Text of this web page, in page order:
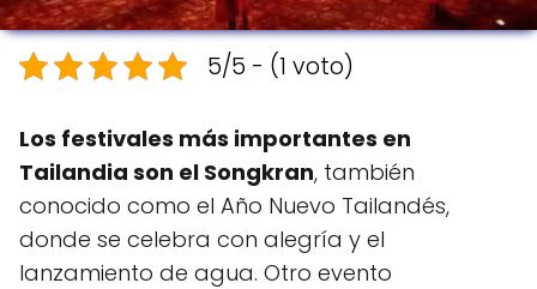
5/5 - (1 voto)
Los festivales más importantes en
Tailandia son el Songkran, también
conocido como el Año Nuevo Tailandés,
donde se celebra con alegría y el
lanzamiento de agua. Otro evento